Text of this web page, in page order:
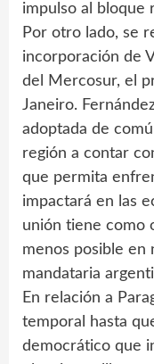
impulso al bloque
Por otro lado, se
incorporación de
del Mercosur, el
Janeiro.
adoptada de
región a contar
que permita
impactará en las
unión tiene como
menos posible en
mandataria
En relación a
temporal hasta
democrático que